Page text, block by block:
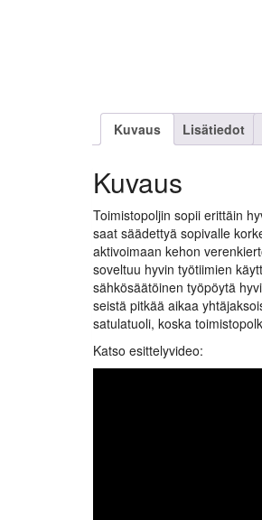
Kuvaus Lisätiedot
Kuvaus
Toimistopoljin sopii erittäin
saat säädettyä sopivalle
aktivoimaan kehon
soveltuu hyvin työtiimien
sähkösäätöinen työpöytä
seistä pitkää aikaa
satulatuoli, koska
Katso esittelyvideo: